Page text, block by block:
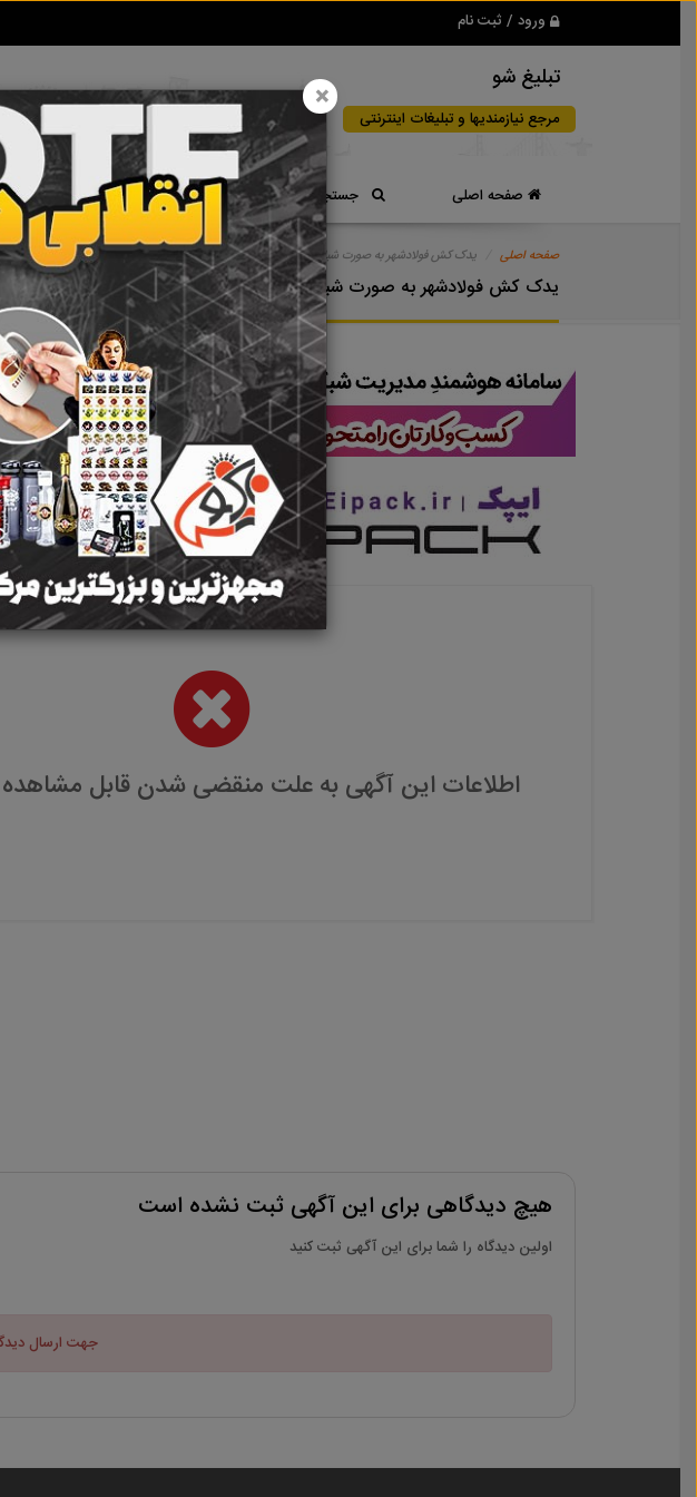
ورود / ثبت نام
تبلیغ شو
مرجع نیازمندیها و تبلیغات اینترنتی
صفحه اصلی جستجوی سریع تعرفه آگهی ها
صفحه اصلی یدک کش فولادشهر به صورت شبانه روزی
یدک کش فولادشهر به صورت شبانه روزی
اطلاعات این آگهی به علت منقضی شدن قابل
هیچ دیدگاهی برای این آگهی ثبت نشده است
اولین دیدگاه را شما برای این آگهی ثبت کنید
جهت ارسال
×